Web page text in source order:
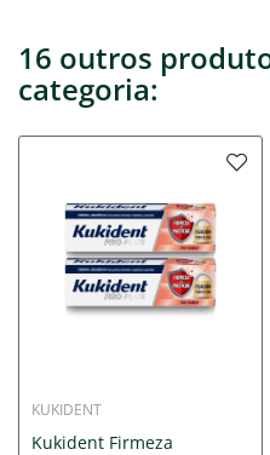
16 outros
categoria:
KUKIDENT
Kukident Firmeza